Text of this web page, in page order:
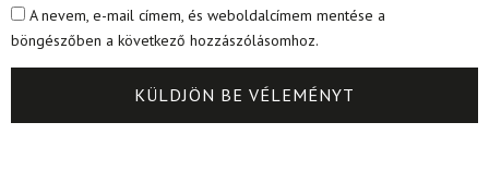
A nevem, e-mail címem, és weboldalcímem mentése a
böngészőben a következő hozzászólásomhoz.